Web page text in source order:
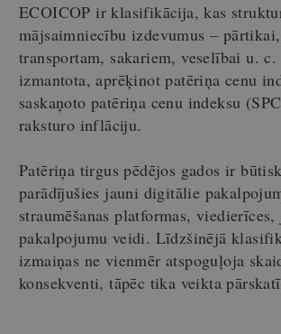
ECOICOP ir klasifikācija, kas
mājsaimniecību izdevumus –
transportam, sakariem, veselībai u.
izmantota, aprēķinot patēriņa cenu
saskaņoto patēriņa cenu indeksu
raksturo inflāciju.
Patēriņa tirgus pēdējos gados ir
parādījušies jauni digitālie
straumēšanas platformas,
pakalpojumu veidi. Līdzšinējā
izmaiņas ne vienmēr atspoguļoja
konsekventi, tāpēc tika veikta